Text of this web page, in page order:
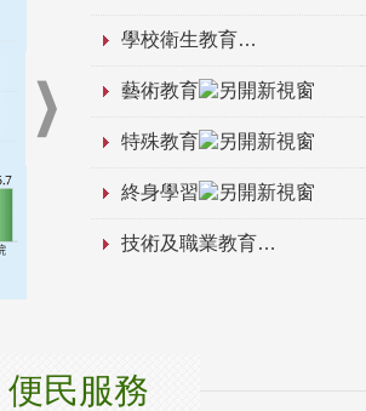
學校衛生教育
藝術教育
特殊教育
終身學習
技術及職業教育
便民服務